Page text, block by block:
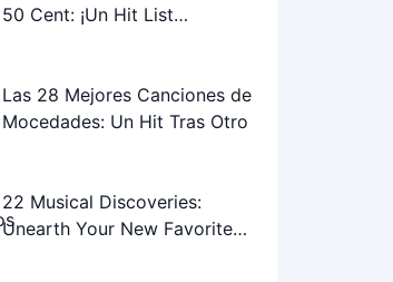
50 Cent: ¡Un Hit List
Las 28 Mejores Canciones de
Mocedades: Un Hit Tras Otro
22 Musical Discoveries:
Unearth Your New Favorite